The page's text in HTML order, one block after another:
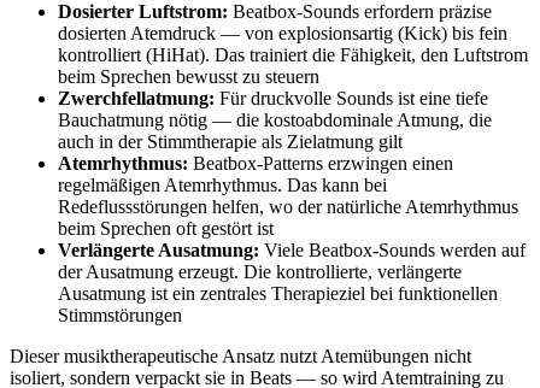
Dosierter Luftstrom: Beatbox-Sounds erfordern präzise
dosierten Atemdruck — von explosionsartig (Kick) bis fein
kontrolliert (HiHat). Das trainiert die Fähigkeit, den Luftstrom
beim Sprechen bewusst zu steuern
Zwerchfellatmung: Für druckvolle Sounds ist eine tiefe
Bauchatmung nötig — die kostoabdominale Atmung, die
auch in der Stimmtherapie als Zielatmung gilt
Atemrhythmus: Beatbox-Patterns erzwingen einen
regelmäßigen Atemrhythmus. Das kann bei
Redeflussstörungen helfen, wo der natürliche Atemrhythmus
beim Sprechen oft gestört ist
Verlängerte Ausatmung: Viele Beatbox-Sounds werden auf
der Ausatmung erzeugt. Die kontrollierte, verlängerte
Ausatmung ist ein zentrales Therapieziel bei funktionellen
Stimmstörungen
Dieser musiktherapeutische Ansatz nutzt Atemübungen nicht
isoliert, sondern verpackt sie in Beats — so wird Atemtraining zu